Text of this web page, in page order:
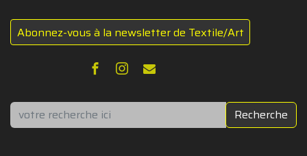
Abonnez-vous à la newsletter de Textile/Art
Rechercher Recherche